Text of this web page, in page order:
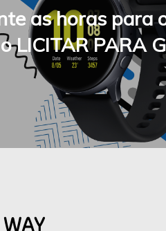
as horas para
o LICITAR PARA